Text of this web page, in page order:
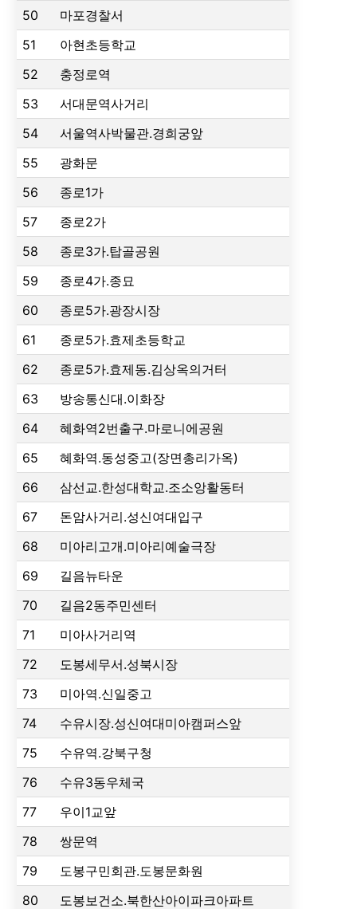
50
마포경찰서
51
아현초등학교
52
충정로역
53
서대문역사거리
54
서울역사박물관.경희궁앞
55
광화문
56
종로1가
57
종로2가
58
종로3가.탑골공원
59
종로4가.종묘
60
종로5가.광장시장
61
종로5가.효제초등학교
62
종로5가.효제동.김상옥의거터
63
방송통신대.이화장
64
혜화역2번출구.마로니에공원
65
혜화역.동성중고(장면총리가옥)
66
삼선교.한성대학교.조소앙활동터
67
돈암사거리.성신여대입구
68
미아리고개.미아리예술극장
69
길음뉴타운
70
길음2동주민센터
71
미아사거리역
72
도봉세무서.성북시장
73
미아역.신일중고
74
수유시장.성신여대미아캠퍼스앞
75
수유역.강북구청
76
수유3동우체국
77
우이1교앞
78
쌍문역
79
도봉구민회관.도봉문화원
80
도봉보건소.북한산아이파크아파트